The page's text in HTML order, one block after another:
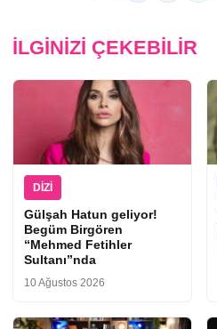
İLGINIZI ÇEKEBILIR
DIZI
Gülşah Hatun geliyor!
Begüm Birgören
“Mehmed Fetihler
Sultanı”nda
10 Ağustos 2026